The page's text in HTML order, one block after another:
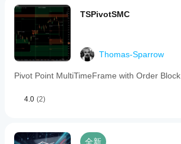
TSPivotSMC
Thomas-Sparrow
Pivot Point MultiTimeFrame with Order Block
4.0 (2)
全新